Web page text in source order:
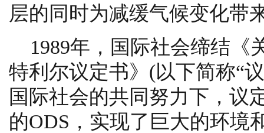
层的同时为减缓气候变化带
1989年，国际社会缔结《
特利尔议定书》(以下简称“
国际社会的共同努力下，议
的ODS，实现了巨大的环境